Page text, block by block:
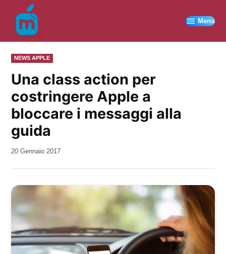
contenuto
Menu
PUBBLICATO
IN
NEWS APPLE
Una class action per
costringere Apple a
bloccare i messaggi alla
guida
da
20 Gennaio 2017